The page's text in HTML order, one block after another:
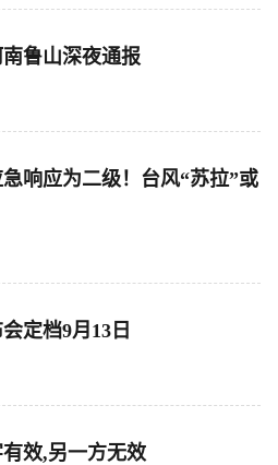
鲁山深夜通报
响应为二级！台风“苏拉”或
定档9月13日
效,另一方无效